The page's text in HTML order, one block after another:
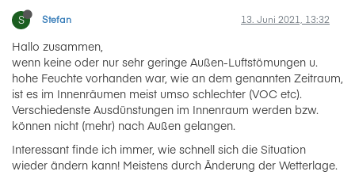
S Stefan 13. Juni 2021, 13:32
Hallo zusammen,
wenn keine oder nur sehr geringe Außen-Luftstömungen u.
hohe Feuchte vorhanden war, wie an dem genannten Zeitraum,
ist es im Innenräumen meist umso schlechter (VOC etc).
Verschiedenste Ausdünstungen im Innenraum werden bzw.
können nicht (mehr) nach Außen gelangen.
Interessant finde ich immer, wie schnell sich die Situation
wieder ändern kann! Meistens durch Änderung der Wetterlage.